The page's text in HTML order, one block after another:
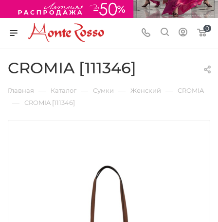
0
CROMIA [111346]
Главная — Каталог — Сумки — Женский — CROMIA
— CROMIA [111346]